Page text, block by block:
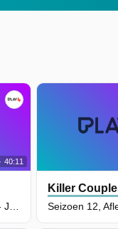
40:11
Killer